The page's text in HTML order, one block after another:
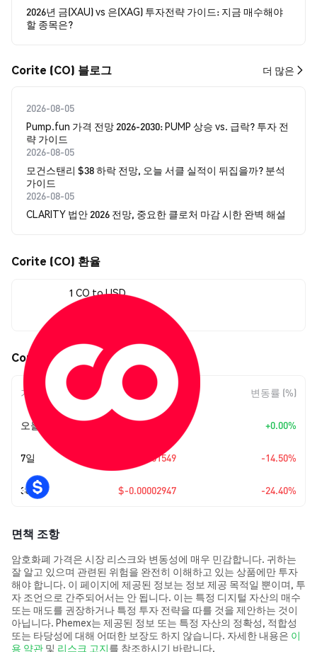
2026년 금(XAU) vs 은(XAG) 투자전략 가이드: 지금 매수해야
할 종목은?
Corite (CO) 블로그 더 많은
2026-08-05
Pump.fun 가격 전망 2026-2030: PUMP 상승 vs. 급락? 투자 전
략 가이드
2026-08-05
모건스탠리 $38 하락 전망, 오늘 서클 실적이 뒤집을까? 분석
가이드
2026-08-05
CLARITY 법안 2026 전망, 중요한 클로처 마감 시한 완벽 해설
Corite (CO) 환율
1 CO to USD
Corite (CO) 가격 움직임
기간 변동 폭 변동률 (%)
오늘 $0.00 +0.00%
7일 $-0.00001549 -14.50%
30일 $-0.00002947 -24.40%
면책 조항
암호화폐 가격은 시장 리스크와 변동성에 매우 민감합니다. 귀하는
잘 알고 있으며 관련된 위험을 완전히 이해하고 있는 상품에만 투자
해야 합니다. 이 페이지에 제공된 정보는 정보 제공 목적일 뿐이며, 투
자 조언으로 간주되어서는 안 됩니다. 이는 특정 디지털 자산의 매수
또는 매도를 권장하거나 특정 투자 전략을 따를 것을 제안하는 것이
아닙니다. Phemex는 제공된 정보 또는 특정 자산의 정확성, 적합성
또는 타당성에 대해 어떠한 보장도 하지 않습니다. 자세한 내용은 이
용 약관 및 리스크 고지를 참조하시기 바랍니다.